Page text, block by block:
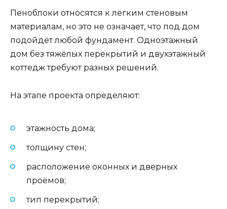
Пеноблоки относятся к лёгким стеновым
материалам, но это не означает, что под дом
подойдёт любой фундамент. Одноэтажный
дом без тяжёлых перекрытий и двухэтажный
коттедж требуют разных решений.
На этапе проекта определяют:
этажность дома;
толщину стен;
расположение оконных и дверных
проёмов;
тип перекрытий;